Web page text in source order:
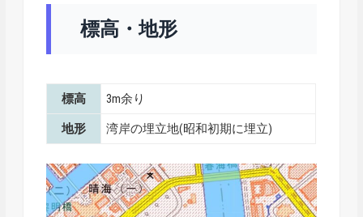
標高・地形
標高 3m余り
地形 湾岸の埋立地(昭和初期に埋立)